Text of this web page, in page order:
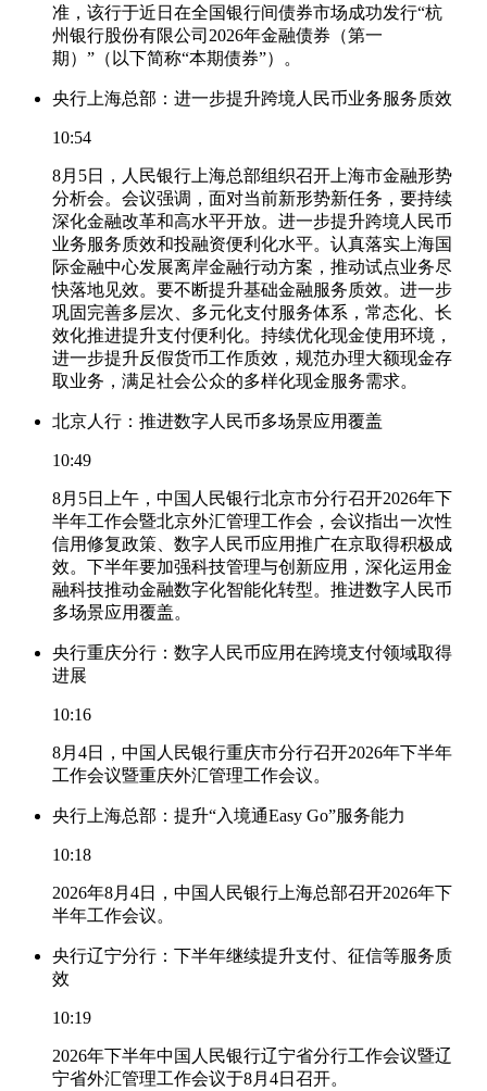
准，该行于近日在全国银行间债券市场成功发行“杭
州银行股份有限公司2026年金融债券（第一
期）”（以下简称“本期债券”）。
央行上海总部：进一步提升跨境人民币业务服务质效
10:54
8月5日，人民银行上海总部组织召开上海市金融形势
分析会。会议强调，面对当前新形势新任务，要持续
深化金融改革和高水平开放。进一步提升跨境人民币
业务服务质效和投融资便利化水平。认真落实上海国
际金融中心发展离岸金融行动方案，推动试点业务尽
快落地见效。要不断提升基础金融服务质效。进一步
巩固完善多层次、多元化支付服务体系，常态化、长
效化推进提升支付便利化。持续优化现金使用环境，
进一步提升反假货币工作质效，规范办理大额现金存
取业务，满足社会公众的多样化现金服务需求。
北京人行：推进数字人民币多场景应用覆盖
10:49
8月5日上午，中国人民银行北京市分行召开2026年下
半年工作会暨北京外汇管理工作会，会议指出一次性
信用修复政策、数字人民币应用推广在京取得积极成
效。下半年要加强科技管理与创新应用，深化运用金
融科技推动金融数字化智能化转型。推进数字人民币
多场景应用覆盖。
央行重庆分行：数字人民币应用在跨境支付领域取得
进展
10:16
8月4日，中国人民银行重庆市分行召开2026年下半年
工作会议暨重庆外汇管理工作会议。
央行上海总部：提升“入境通Easy Go”服务能力
10:18
2026年8月4日，中国人民银行上海总部召开2026年下
半年工作会议。
央行辽宁分行：下半年继续提升支付、征信等服务质
效
10:19
2026年下半年中国人民银行辽宁省分行工作会议暨辽
宁省外汇管理工作会议于8月4日召开。